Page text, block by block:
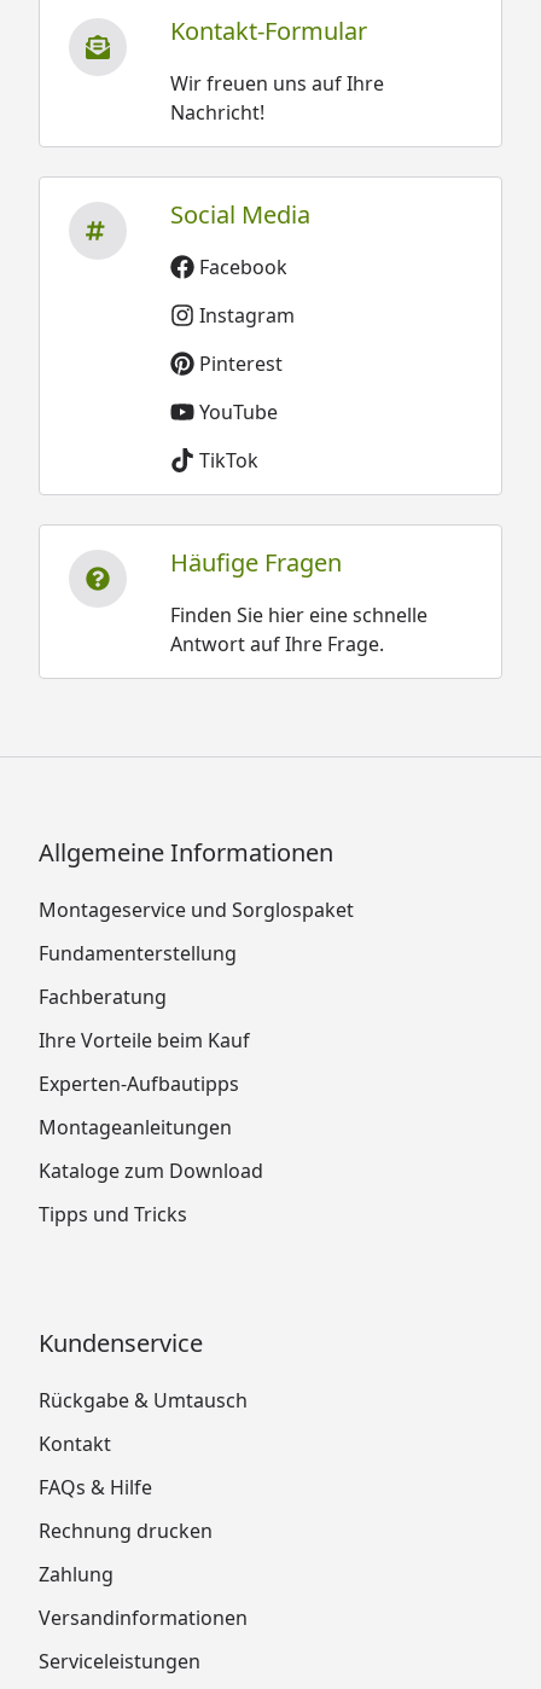
Kontakt-Formular
Wir freuen uns auf Ihre
Nachricht!
Social Media
Facebook
Instagram
Pinterest
YouTube
TikTok
Häufige Fragen
Finden Sie hier eine schnelle
Antwort auf Ihre Frage.
Allgemeine Informationen
Montageservice und Sorglospaket
Fundamenterstellung
Fachberatung
Ihre Vorteile beim Kauf
Experten-Aufbautipps
Montageanleitungen
Kataloge zum Download
Tipps und Tricks
Kundenservice
Rückgabe & Umtausch
Kontakt
FAQs & Hilfe
Rechnung drucken
Zahlung
Versandinformationen
Serviceleistungen